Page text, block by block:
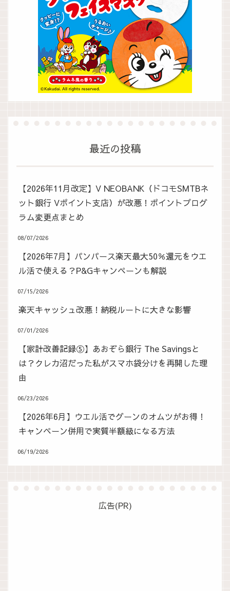
最近の投稿
【2026年11月改定】V NEOBANK（ドコモSMTBネ
ット銀行 Vポイント支店）が改悪！ポイントプログ
ラム変更点まとめ
08/07/2026
【2026年7月】パンパース楽天最大50％還元をウエ
ル活で使える？P&Gキャンペーンも解説
07/15/2026
楽天キャッシュ改悪！納税ルートに大きな影響
07/01/2026
【家計改善記録⑤】あおぞら銀行 The Savingsと
は？クレカ沼だった私がスマホ袋分けを再開した理
由
06/23/2026
【2026年6月】ウエル活でグーンのオムツがお得！
キャンペーン併用で実質半額級になる方法
06/19/2026
広告(PR)